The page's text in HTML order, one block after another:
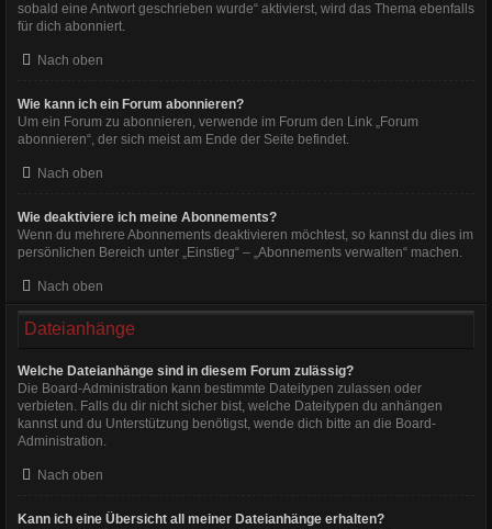
sobald eine Antwort geschrieben wurde“ aktivierst, wird das Thema ebenfalls
für dich abonniert.
Nach oben
Wie kann ich ein Forum abonnieren?
Um ein Forum zu abonnieren, verwende im Forum den Link „Forum
abonnieren“, der sich meist am Ende der Seite befindet.
Nach oben
Wie deaktiviere ich meine Abonnements?
Wenn du mehrere Abonnements deaktivieren möchtest, so kannst du dies im
persönlichen Bereich unter „Einstieg“ – „Abonnements verwalten“ machen.
Nach oben
Dateianhänge
Welche Dateianhänge sind in diesem Forum zulässig?
Die Board-Administration kann bestimmte Dateitypen zulassen oder
verbieten. Falls du dir nicht sicher bist, welche Dateitypen du anhängen
kannst und du Unterstützung benötigst, wende dich bitte an die Board-
Administration.
Nach oben
Kann ich eine Übersicht all meiner Dateianhänge erhalten?